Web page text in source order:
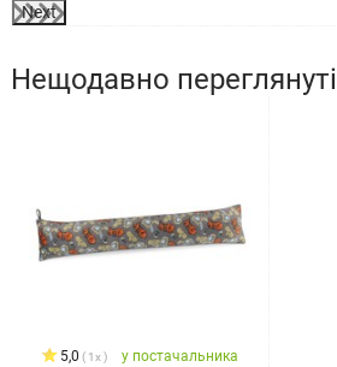
Next
Нещодавно переглянуті
5,0 1x у постачальника